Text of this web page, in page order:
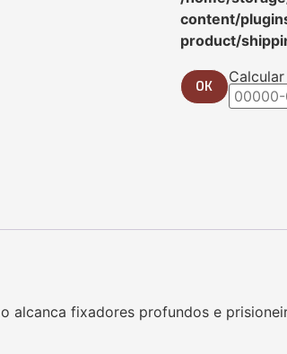
content/
product/
OK
fixadores profundos e